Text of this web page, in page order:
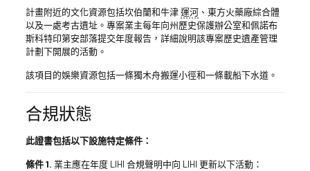
計畫附近的文化資源包括坎伯蘭和牛津運河、東方火藥廠綜合體
以及一處考古遺址。專案業主每年向州歷史保護辦公室和佩諾布
斯科特印第安部落提交年度報告，詳細說明該專案歷史遺產管理
計劃下開展的活動。
該項目的娛樂資源包括一條獨木舟搬運小徑和一條載船下水道。
合規狀態
此證書包括以下設施特定條件：
條件 1. 業主應在年度 LIHI 合規聲明中向 LIHI 更新以下活動：